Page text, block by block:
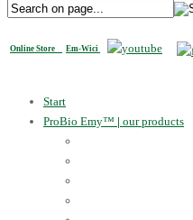
Online Store Em-Wici
Start
ProBio Emy™ | our products